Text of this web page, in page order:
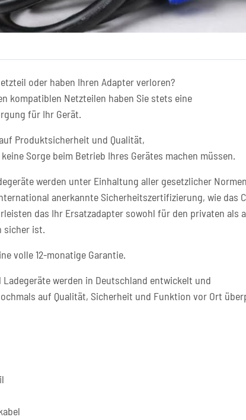
oder haben Ihren Adapter verloren?
kompatiblen Netzteilen haben Sie stets eine
für Ihr Gerät.
Produktsicherheit und Qualität,
Sorge beim Betrieb Ihres Gerätes machen müssen.
werden unter Einhaltung aller gesetzlicher
anerkannte Sicherheitszertifizierung, wie das
das Ihr Ersatzadapter sowohl für den privaten als
sicher ist.
volle 12-monatige Garantie.
werden in Deutschland entwickelt und
auf Qualität, Sicherheit und Funktion vor Ort